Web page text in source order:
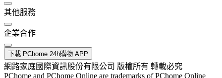
其他服務
企業合作
下載 PChome 24h購物 APP
網路家庭國際資訊股份有限公司 版權所有 轉載必究
PChome and PChome Online are trademarks of PChome Online